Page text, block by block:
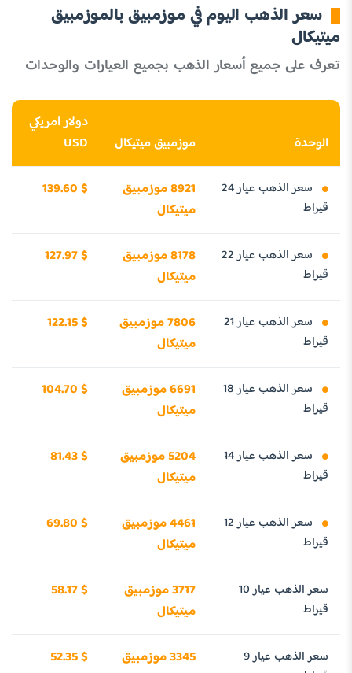
سعر الذهب اليوم في موزمبيق بالموزمبيق
ميتيكال
تعرف على جميع أسعار الذهب بجميع العيارات والوحدات
الوحدة موزمبيق ميتيكال
دولار امريكي
USD
سعر الذهب عيار 24
قيراط
8921 موزمبيق
ميتيكال
139.60 $
سعر الذهب عيار 22
قيراط
8178 موزمبيق
ميتيكال
127.97 $
سعر الذهب عيار 21
قيراط
7806 موزمبيق
ميتيكال
122.15 $
سعر الذهب عيار 18
قيراط
6691 موزمبيق
ميتيكال
104.70 $
سعر الذهب عيار 14
قيراط
5204 موزمبيق
ميتيكال
81.43 $
سعر الذهب عيار 12
قيراط
4461 موزمبيق
ميتيكال
69.80 $
سعر الذهب عيار 10
قيراط
3717 موزمبيق
ميتيكال
58.17 $
سعر الذهب عيار 9
3345 موزمبيق
52.35 $